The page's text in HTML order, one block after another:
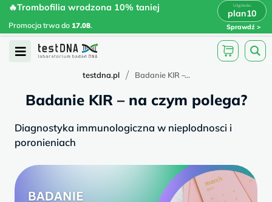
Skip
content
🔥Trombofilia wrodzona 10% taniej
Promocja trwa do 17.08.
plan10
Sprawdź
🔥Trombofilia wrodzona 10% taniej
plan10 x
Open
testdna.pl / Badanie KIR –...
Badanie KIR – na czym polega?
Diagnostyka immunologiczna w nieplodnosci i
poronieniach